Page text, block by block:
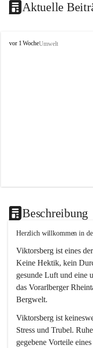
Aktuelle
V
vor 1 WocheUmwelt
Beschreibung
Herzlich willkommen in
Viktorsberg ist eines
Keine Hektik, kein
gesunde Luft und eine
das Vorarlberger
Bergwelt.
Viktorsberg ist
Stress und Trubel.
gegebene Vorteile